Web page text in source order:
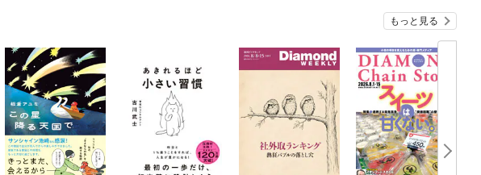
もっと見る